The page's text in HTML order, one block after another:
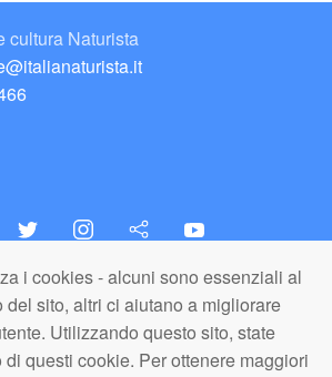
i cookies - alcuni sono essenziali al
del sito, altri ci aiutano a migliorare
Utilizzando questo sito, state
questi cookie. Per ottenere maggiori
cultura Naturista
Naturista Italiana (APS)